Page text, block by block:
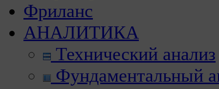
Фриланс
АНАЛИТИКА
Технический анализ
Фундаментальный